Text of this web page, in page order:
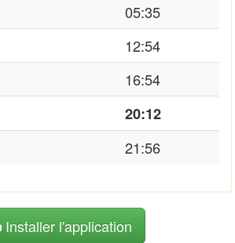
05:35
12:54
16:54
20:12
21:56
Installer l'application